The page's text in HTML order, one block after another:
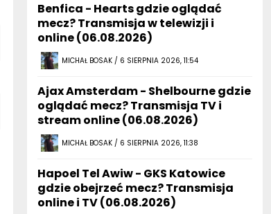
Benfica - Hearts gdzie oglądać
mecz? Transmisja w telewizji i
online (06.08.2026)
MICHAŁ BOSAK / 6 SIERPNIA 2026, 11:54
Ajax Amsterdam - Shelbourne gdzie
oglądać mecz? Transmisja TV i
stream online (06.08.2026)
MICHAŁ BOSAK / 6 SIERPNIA 2026, 11:38
Hapoel Tel Awiw - GKS Katowice
gdzie obejrzeć mecz? Transmisja
online i TV (06.08.2026)